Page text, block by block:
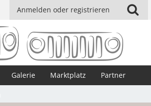
Anmelden oder registrieren
Galerie Marktplatz Partner